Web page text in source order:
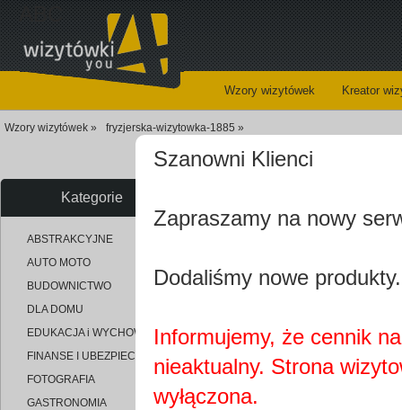
Wzory wizytówek Kreator
Wzory wizytówek » fryzjerska-wizytowka-1885 »
Kategorie
ABSTRAKCYJNE
AUTO MOTO
BUDOWNICTWO
DLA DOMU
EDUKACJA i WYCHOWANIE
FINANSE I UBEZPIECZENIA
FOTOGRAFIA
GASTRONOMIA
ABC
Szanowni Klienci
Zapraszamy na nowy
Dodaliśmy nowe
Informujemy, że cennik
nieaktualny. Strona
wyłączona.